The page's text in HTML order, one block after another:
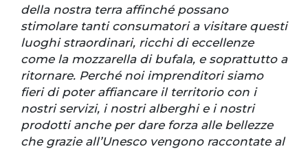
della nostra terra affinché possano
stimolare tanti consumatori a visitare questi
luoghi straordinari, ricchi di eccellenze
come la mozzarella di bufala, e soprattutto a
ritornare. Perché noi imprenditori siamo
fieri di poter affiancare il territorio con i
nostri servizi, i nostri alberghi e i nostri
prodotti anche per dare forza alle bellezze
che grazie all’Unesco vengono raccontate al